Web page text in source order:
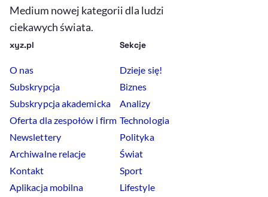
Medium nowej kategorii dla ludzi
ciekawych świata.
xyz.pl
O nas
Subskrypcja
Subskrypcja akademicka
Oferta dla zespołów i firm
Newslettery
Archiwalne relacje
Kontakt
Aplikacja mobilna
Sekcje
Dzieje się!
Biznes
Analizy
Technologia
Polityka
Świat
Sport
Lifestyle